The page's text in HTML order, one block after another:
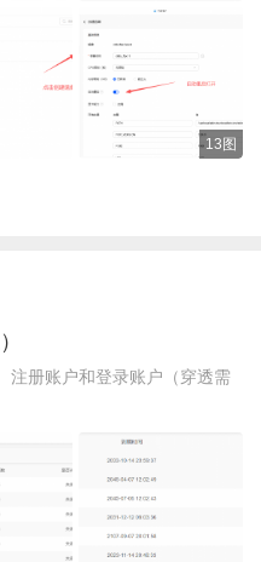
13图
注册账户和登录账户（穿透需